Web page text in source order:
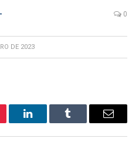
0
DE 2023
LinkedInTumblr
E-